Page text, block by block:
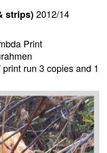
strips)2012/14
Print
run 3 copies and 1